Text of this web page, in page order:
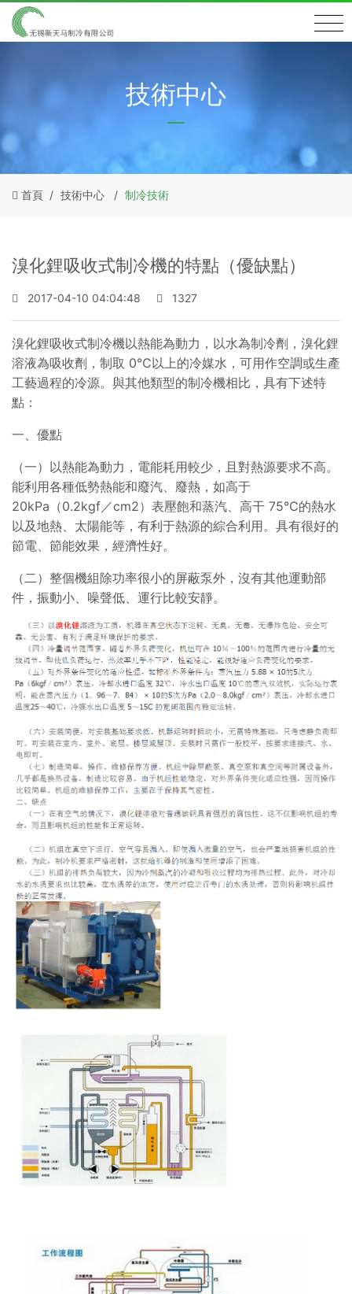
技術中心
首頁 技術中心 制冷技術
溴化鋰吸收式制冷機的特點（優缺點）
2017-04-10 04:04:48 1327
溴化鋰吸收式制冷機以熱能為動力，以水為制冷劑，溴化鋰
溶液為吸收劑，制取 0℃以上的冷媒水，可用作空調或生產
工藝過程的冷源。與其他類型的制冷機相比，具有下述特
點：
一、優點
（一）以熱能為動力，電能耗用較少，且對熱源要求不高。
能利用各種低勢熱能和廢汽、廢熱，如高于
20kPa（0.2kgf／cm2）表壓飽和蒸汽、高干 75℃的熱水
以及地熱、太陽能等，有利于熱源的綜合利用。具有很好的
節電、節能效果，經濟性好。
（二）整個機組除功率很小的屏蔽泵外，沒有其他運動部
件，振動小、噪聲低、運行比較安靜。